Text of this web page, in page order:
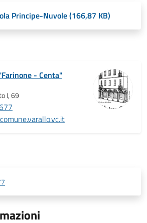
Principe-Nuvole (166,87 KB)
- Centa"
I, 69